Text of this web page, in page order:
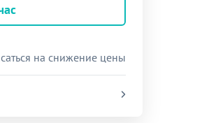
на снижение цены